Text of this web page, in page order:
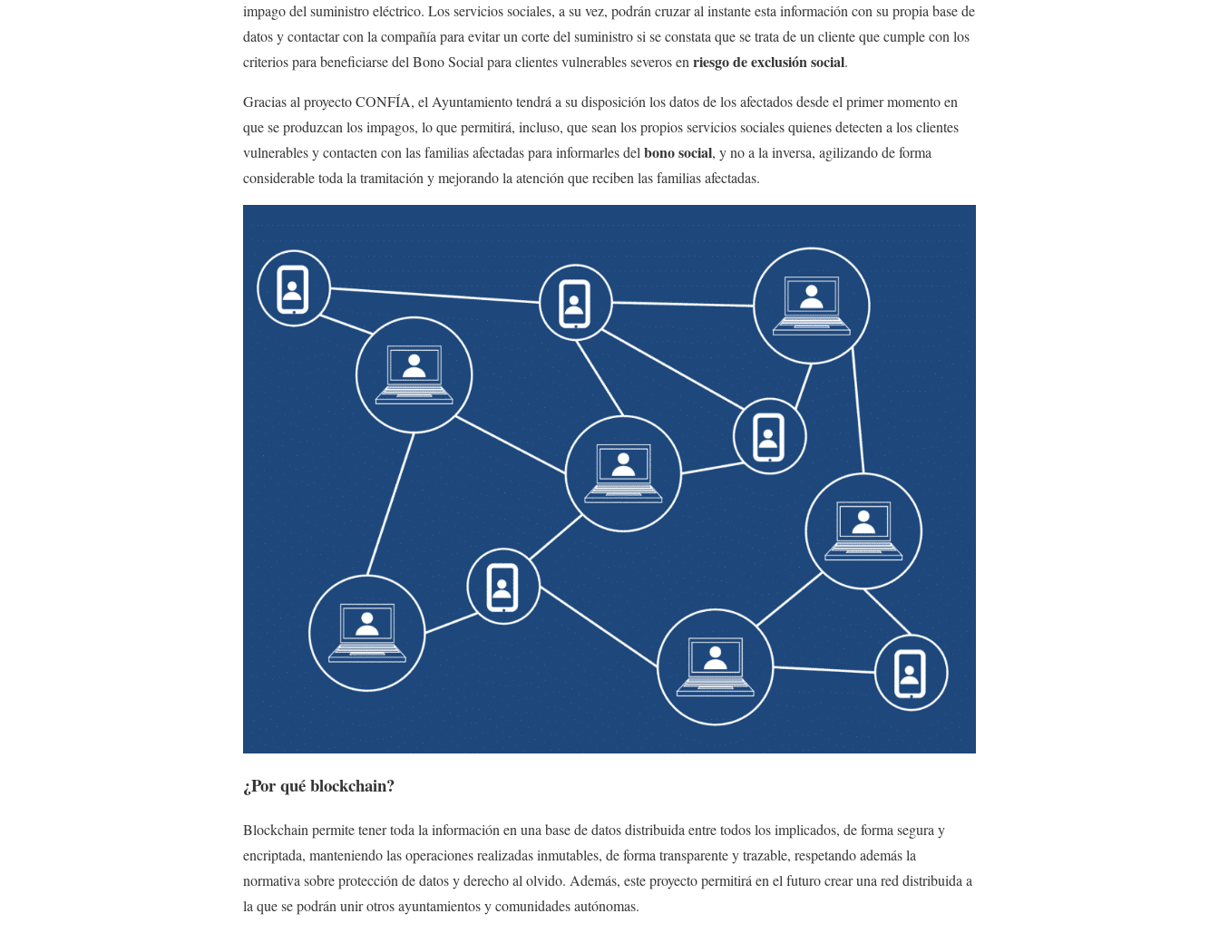
impago del suministro eléctrico. Los servicios sociales, a su vez, podrán cruzar al instante esta información con su propia base de
datos y contactar con la compañía para evitar un corte del suministro si se constata que se trata de un cliente que cumple con los
criterios para beneficiarse del Bono Social para clientes vulnerables severos en riesgo de exclusión social.
Gracias al proyecto CONFÍA, el Ayuntamiento tendrá a su disposición los datos de los afectados desde el primer momento en
que se produzcan los impagos, lo que permitirá, incluso, que sean los propios servicios sociales quienes detecten a los clientes
vulnerables y contacten con las familias afectadas para informarles del bono social, y no a la inversa, agilizando de forma
considerable toda la tramitación y mejorando la atención que reciben las familias afectadas.
¿Por qué blockchain?
Blockchain permite tener toda la información en una base de datos distribuida entre todos los implicados, de forma segura y
encriptada, manteniendo las operaciones realizadas inmutables, de forma transparente y trazable, respetando además la
normativa sobre protección de datos y derecho al olvido. Además, este proyecto permitirá en el futuro crear una red distribuida a
la que se podrán unir otros ayuntamientos y comunidades autónomas.